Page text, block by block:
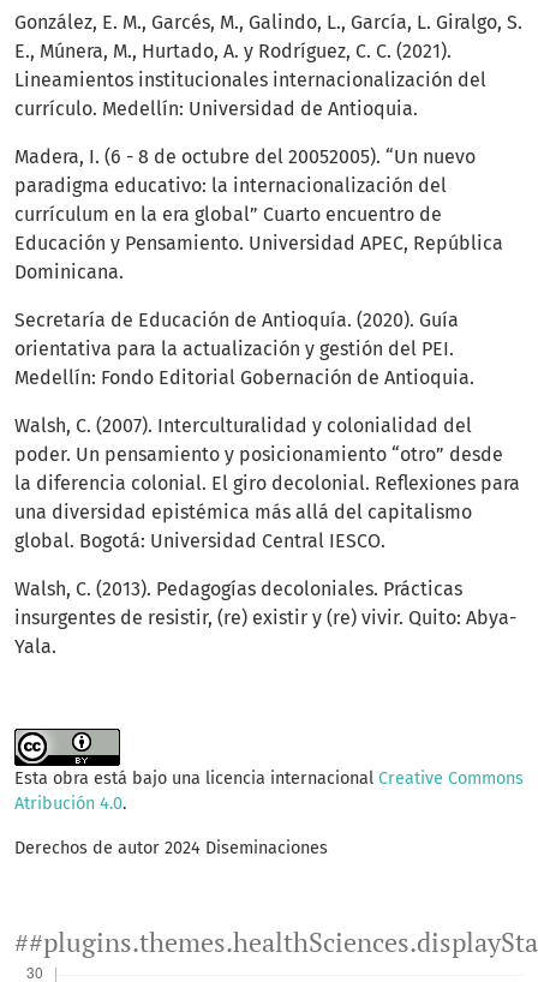
González, E. M., Garcés, M., Galindo, L., García, L. Giralgo, S.
E., Múnera, M., Hurtado, A. y Rodríguez, C. C. (2021).
Lineamientos institucionales internacionalización del
currículo. Medellín: Universidad de Antioquia.
Madera, I. (6 - 8 de octubre del 20052005). “Un nuevo
paradigma educativo: la internacionalización del
currículum en la era global” Cuarto encuentro de
Educación y Pensamiento. Universidad APEC, República
Dominicana.
Secretaría de Educación de Antioquía. (2020). Guía
orientativa para la actualización y gestión del PEI.
Medellín: Fondo Editorial Gobernación de Antioquia.
Walsh, C. (2007). Interculturalidad y colonialidad del
poder. Un pensamiento y posicionamiento “otro” desde
la diferencia colonial. El giro decolonial. Reflexiones para
una diversidad epistémica más allá del capitalismo
global. Bogotá: Universidad Central IESCO.
Walsh, C. (2013). Pedagogías decoloniales. Prácticas
insurgentes de resistir, (re) existir y (re) vivir. Quito: Abya-
Yala.
Esta obra está bajo una licencia internacional Creative Commons
Atribución 4.0.
Derechos de autor 2024 Diseminaciones